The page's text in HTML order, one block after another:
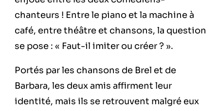
chanteurs ! Entre le piano et la machine à
café, entre théâtre et chansons, la question
se pose : « Faut-il imiter ou créer ? ».
Portés par les chansons de Brel et de
Barbara, les deux amis affirment leur
identité, mais ils se retrouvent malgré eux